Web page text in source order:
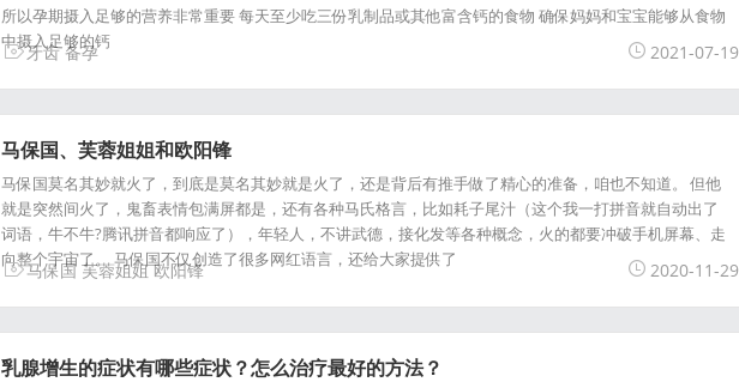
所以孕期摄入足够的营养非常重要 每天至少吃三份乳制品或其他富含钙的食物 确保妈妈和宝宝能够从食物
中摄入足够的钙
牙齿 备孕 2021-07-19
马保国、芙蓉姐姐和欧阳锋
马保国莫名其妙就火了，到底是莫名其妙就是火了，还是背后有推手做了精心的准备，咱也不知道。 但他
就是突然间火了，鬼畜表情包满屏都是，还有各种马氏格言，比如耗子尾汁（这个我一打拼音就自动出了
词语，牛不牛?腾讯拼音都响应了），年轻人，不讲武德，接化发等各种概念，火的都要冲破手机屏幕、走
向整个宇宙了。 马保国不仅创造了很多网红语言，还给大家提供了
马保国 芙蓉姐姐 欧阳锋 2020-11-29
乳腺增生的症状有哪些症状？怎么治疗最好的方法？